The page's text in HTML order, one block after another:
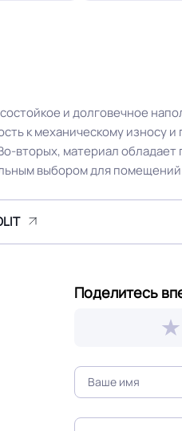
На клей для
и долговечное
к механическому износу
вторых, материал
выбором для
Поделитесь